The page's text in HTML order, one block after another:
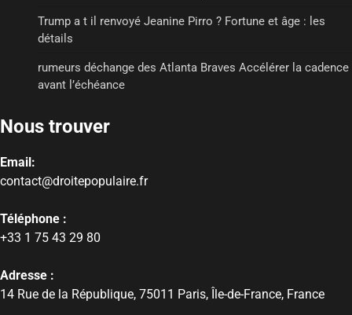
Trump a t il renvoyé Jeanine Pirro ? Fortune et âge : les
détails
rumeurs déchange des Atlanta Braves Accélérer la cadence
avant l’échéance
Nous trouver
Email:
contact@droitepopulaire.fr
Téléphone :
+33 1 75 43 29 80
Adresse :
14 Rue de la République, 75011 Paris, Île-de-France, France